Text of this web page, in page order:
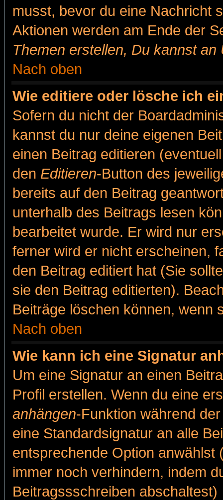
musst, bevor du eine Nachricht
Aktionen werden am Ende der
Themen erstellen, Du kannst
Nach oben
Wie editiere oder lösche ich
Sofern du nicht der
kannst du nur deine eigenen
einen Beitrag editieren
den Editieren-Button des
bereits auf den Beitrag
unterhalb des Beitrags lesen
bearbeitet wurde. Er wird nur
ferner wird er nicht erscheinen,
den Beitrag editiert hat (Sie
sie den Beitrag editierten).
Beiträge löschen können, wenn
Nach oben
Wie kann ich eine Signatur
Um eine Signatur an einen
Profil erstellen. Wenn du eine
anhängen-Funktion während
eine Standardsignatur an alle
entsprechende Option anwählst
immer noch verhindern, indem
Beitragssschreiben abschaltest)